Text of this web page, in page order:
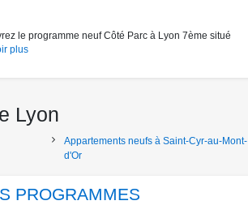
le programme neuf Côté Parc à Lyon 7ème situé
plus
Lyon
Appartements neufs à Saint-Cyr-au-Mont-
d'Or
PROGRAMMES